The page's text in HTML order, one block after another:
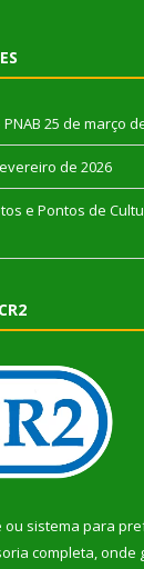
25 de março
de 2026
e Pontos de
ou sistema para
completa, onde